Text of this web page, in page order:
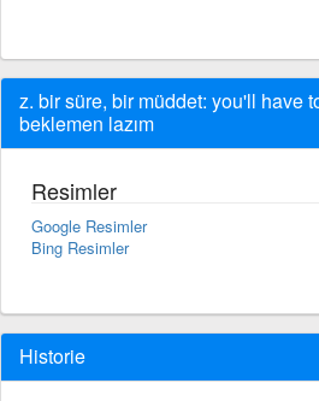
z. bir süre, bir müddet: you'll have
beklemen lazım
Resimler
Google Resimler
Bing Resimler
Historie